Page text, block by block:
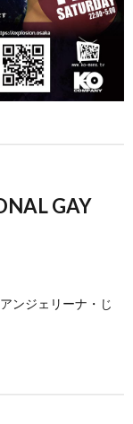
GAY
ンジェリーナ・じ